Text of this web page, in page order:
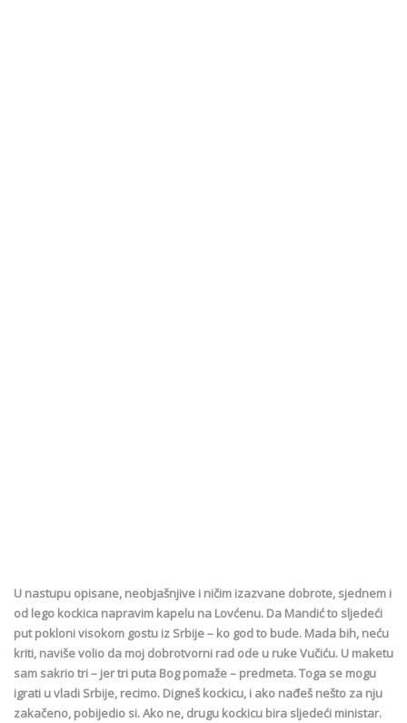
U nastupu opisane, neobjašnjive i ničim izazvane dobrote, sjednem i
od lego kockica napravim kapelu na Lovćenu. Da Mandić to sljedeći
put pokloni visokom gostu iz Srbije – ko god to bude. Mada bih, neću
kriti, naviše volio da moj dobrotvorni rad ode u ruke Vučiću. U maketu
sam sakrio tri – jer tri puta Bog pomaže – predmeta. Toga se mogu
igrati u vladi Srbije, recimo. Digneš kockicu, i ako nađeš nešto za nju
zakačeno, pobijedio si. Ako ne, drugu kockicu bira sljedeći ministar.